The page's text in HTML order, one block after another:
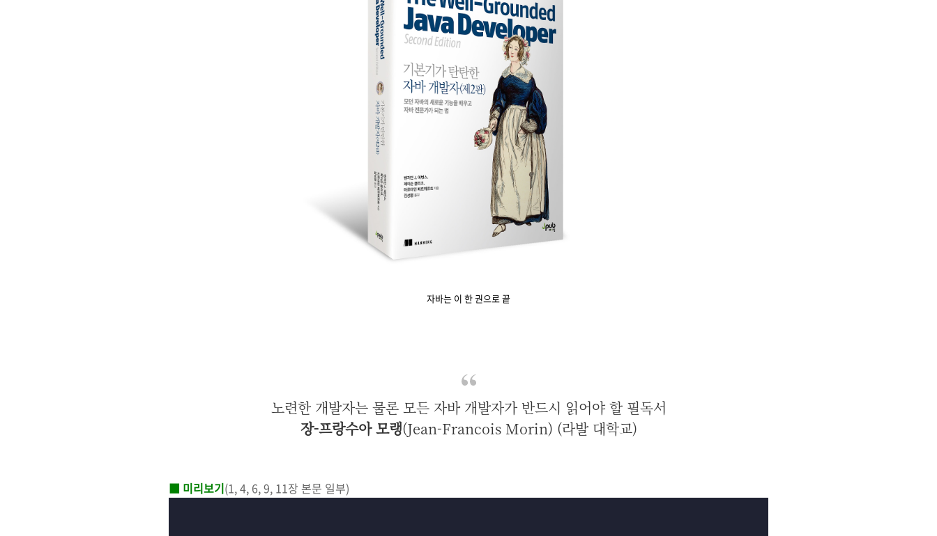
자바는 이 한 권으로 끝
노련한 개발자는 물론 모든 자바 개발자가 반드시 읽어야 할 필독서
장-프랑수아 모랭(Jean-Francois Morin) (라발 대학교)
■ 미리보기(1, 4, 6, 9, 11장 본문 일부)